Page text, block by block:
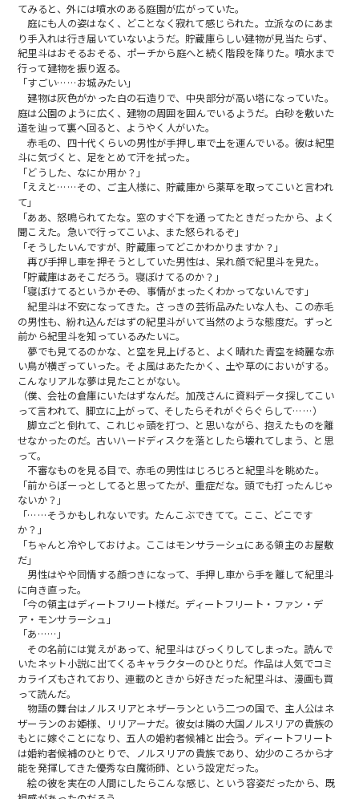
てみると、外には噴水のある庭園が広がっていた。
庭にも人の姿はなく、どことなく寂れて感じられた。立派なのにあま
り手入れは行き届いていないようだ。貯蔵庫らしい建物が見当たらず、
紀里斗はおそるおそる、ポーチから庭へと続く階段を降りた。噴水まで
行って建物を振り返る。
「すごい……お城みたい」
建物は灰色がかった白の石造りで、中央部分が高い塔になっていた。
庭は公園のように広く、建物の周囲を囲んでいるようだ。白砂を敷いた
道を辿って裏へ回ると、ようやく人がいた。
赤毛の、四十代くらいの男性が手押し車で土を運んでいる。彼は紀里
斗に気づくと、足をとめて汗を拭った。
「どうした、なにか用か？」
「ええと……その、ご主人様に、貯蔵庫から薬草を取ってこいと言われ
て」
「ああ、怒鳴られてたな。窓のすぐ下を通ってたときだったから、よく
聞こえた。急いで行ってこいよ、また怒られるぞ」
「そうしたいんですが、貯蔵庫ってどこかわかりますか？」
再び手押し車を押そうとしていた男性は、呆れ顔で紀里斗を見た。
「貯蔵庫はあそこだろう。寝ぼけてるのか？」
「寝ぼけてるというか――その、事情がまったくわかってないんです」
紀里斗は不安になってきた。さっきの芸術品みたいな人も、この赤毛
の男性も、紛れ込んだはずの紀里斗がいて当然のような態度だ。ずっと
前から紀里斗を知っているみたいに。
夢でも見てるのかな、と空を見上げると、よく晴れた青空を綺麗な赤
い鳥が横ぎっていった。そよ風はあたたかく、土や草のにおいがする。
こんなリアルな夢は見たことがない。
（僕、会社の倉庫にいたはずなんだ。加茂さんに資料データ探してこい
って言われて、脚立に上がって、そしたらそれがぐらぐらして……）
脚立ごと倒れて、これじゃ頭を打つ、と思いながら、抱えたものを離
せなかったのだ。古いハードディスクを落としたら壊れてしまう、と思
って。
不審なものを見る目で、赤毛の男性はじろじろと紀里斗を眺めた。
「前からぼーっとしてると思ってたが、重症だな。頭でも打ったんじゃ
ないか？」
「……そうかもしれないです。たんこぶできてて。ここ、どこです
か？」
「ちゃんと冷やしておけよ。ここはモンサラーシュにある領主のお屋敷
だ」
男性はやや同情する顔つきになって、手押し車から手を離して紀里斗
に向き直った。
「今の領主はディートフリート様だ。ディートフリート・ファン・デ
ア・モンサラーシュ」
「あ……」
その名前には覚えがあって、紀里斗はびっくりしてしまった。読んで
いたネット小説に出てくるキャラクターのひとりだ。作品は人気でコミ
カライズもされており、連載のときから好きだった紀里斗は、漫画も買
って読んだ。
物語の舞台はノルスリアとネザーランという二つの国で、主人公はネ
ザーランのお姫様、リリアーナだ。彼女は隣の大国ノルスリアの貴族の
もとに嫁ぐことになり、五人の婚約者候補と出会う。ディートフリート
は婚約者候補のひとりで、ノルスリアの貴族であり、幼少のころから才
能を発揮してきた優秀な白魔術師、という設定だった。
絵の彼を実在の人間にしたらこんな感じ、という容姿だったから、既